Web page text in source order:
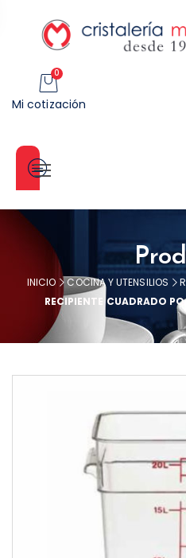
0
Mi cotización
Categorías
INICIO COCINA Y UTENSILIOS
RECIPIENTE CUADRADO